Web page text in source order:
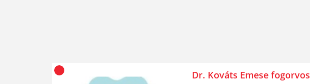
Dr. Kováts Emese fogorvos